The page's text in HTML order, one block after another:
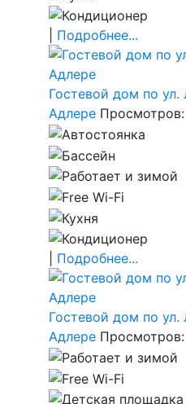
Подробнее...
Гостевой дом по ул.
Адлере
Подробнее...
Гостевой дом по ул.
Адлере